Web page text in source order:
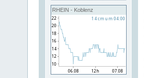
RHEIN - Koblenz